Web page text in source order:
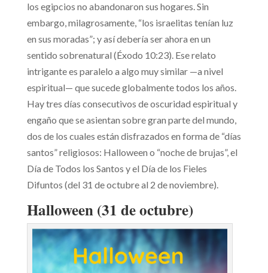
los egipcios no abandonaron sus hogares. Sin
embargo, milagrosamente, “los israelitas tenían luz
en sus moradas”; y así debería ser ahora en un
sentido sobrenatural (Éxodo 10:23). Ese relato
intrigante es paralelo a algo muy similar —a nivel
espiritual— que sucede globalmente todos los años.
Hay tres días consecutivos de oscuridad espiritual y
engaño que se asientan sobre gran parte del mundo,
dos de los cuales están disfrazados en forma de “días
santos” religiosos: Halloween o “noche de brujas”, el
Día de Todos los Santos y el Día de los Fieles
Difuntos (del 31 de octubre al 2 de noviembre).
Halloween (31 de octubre)